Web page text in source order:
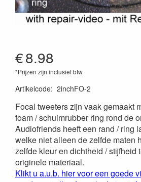
€8.98
*Prijzen zijn inclusief btw
Artikelcode: 2inchFO-2
Focal tweeters zijn vaak gemaakt
foam / schuimrubber ring rond de
Audiofriends heeft een rand / ring
welke niet alleen de zelfde maten
zelfde kleur en dichtheid / stijfheid
originele materiaal.
Klikt u a.u.b. hier voor een goede